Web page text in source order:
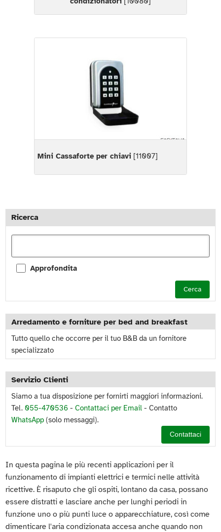
Mini Cassaforte per chiavi [11007]
Ricerca
Approfondita
Cerca
Arredamento e forniture per bed and breakfast
Tutto quello che occorre per il tuo B&B da un fornitore
specializzato
Servizio Clienti
Siamo a tua disposizione per fornirti maggiori informazioni.
Tel. 055-470536 -Contattaci per Email - Contatto
WhatsApp(solo messaggi).
Contattaci
In questa pagina le più recenti applicazioni per il
funzionamento di impianti elettrici e termici nelle attività
ricettive. È risaputo che gli ospiti, lontano da casa, possano
essere distratti e lasciare anche per lunghi periodi in
funzione uno o più punti luce o apparecchiature, così come
dimenticare l'aria condizionata accesa anche quando non